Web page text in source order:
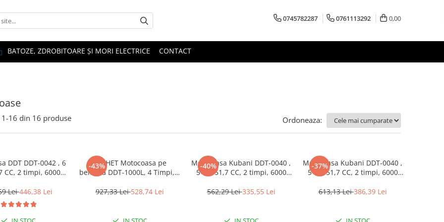
0745782287 0761113292 0,00
BATOZE, ZDROBITOARE ȘI MORI ELECTRICE CONTACT
1-16 din 16 produse Ordoneaza:
DDT DDT-0042 , 6
CC, 2 timpi, 6000
accesorii incluse
Lei446,38 Lei
-43%
PACHET Motocoasa pe
benzina DDT-1000L, 4 Timpi, 7
accesorii incluse + 3 FIRE
927,33 Lei528,74 Lei
-40%
Motocoasa Kubani DDT-0040 ,
5 CP, 51,7 CC, 2 timpi, 6000
arbore,3 accesorii incluse
562,29 Lei335,55 Lei
-37%
Motocoasa Kubani DDT-0040 ,
5 CP, 51,7 CC, 2 timpi, 6000
3 accesorii incluse, 3 sticle
613,13 Lei386,39 Lei